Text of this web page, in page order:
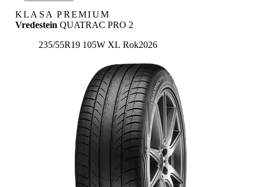
KLASA PREMIUM
Vredestein QUATRAC PRO 2
235/55R19 105W XL Rok2026